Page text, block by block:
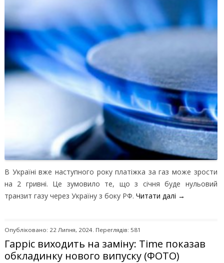
В Україні вже наступного року платіжка за газ може зрости
на 2 гривні. Це зумовило те, що з січня буде нульовий
транзит газу через Україну з боку РФ. Читати далі →
Опубліковано: 22 Липня, 2024. Переглядів: 581
Гарріс виходить на заміну: Time показав
обкладинку нового випуску (ФОТО)